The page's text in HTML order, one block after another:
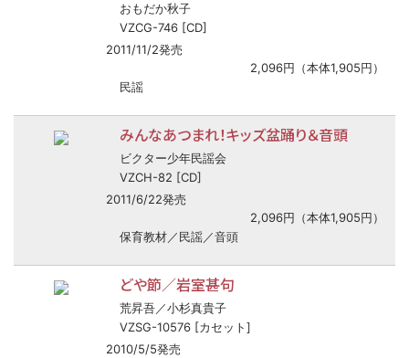
おもだか秋子
VZCG-746 [CD]
2011/11/2発売
2,096円（本体1,905円）
民謡
みんなあつまれ！キッズ盆踊り＆音頭
ビクター少年民謡会
VZCH-82 [CD]
2011/6/22発売
2,096円（本体1,905円）
保育教材／民謡／音頭
どや節／岩室甚句
荒昇吾／小杉真貴子
VZSG-10576 [カセット]
2010/5/5発売